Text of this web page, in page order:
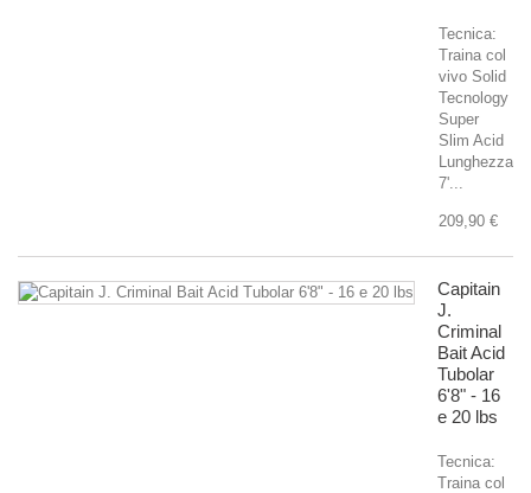
Tecnica:
Traina col
vivo Solid
Tecnology
Super
Slim Acid
Lunghezza
7'...
209,90 €
Capitain
J.
Criminal
Bait Acid
Tubolar
6'8" - 16
e 20 lbs
Tecnica:
Traina col